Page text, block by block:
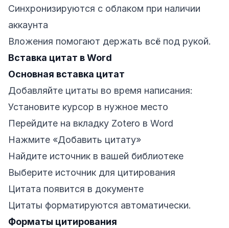
Синхронизируются с облаком при наличии
аккаунта
Вложения помогают держать всё под рукой.
Вставка цитат в Word
Основная вставка цитат
Добавляйте цитаты во время написания:
Установите курсор в нужное место
Перейдите на вкладку Zotero в Word
Нажмите «Добавить цитату»
Найдите источник в вашей библиотеке
Выберите источник для цитирования
Цитата появится в документе
Цитаты форматируются автоматически.
Форматы цитирования